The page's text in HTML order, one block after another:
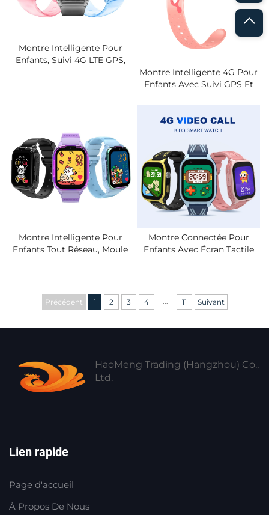
Montre Intelligente Pour
Enfants, Suivi 4G LTE GPS,
Carte SIM
Montre Intelligente 4G Pour
Enfants Avec Suivi GPS Et
Clôture Géographique De
Sécurité, Alerte SOS, Longue
Autonomie De La Batterie
Montre Intelligente Pour
Enfants Tout Réseau, Moule
Montre Connectée Pour
Enfants Avec Écran Tactile
Avec Vidéo Bidirectionnelle.
Précédent 1 2 3 4 11 Suivant
HaoMeng Trading (Hangzhou) Co.,
Ltd.
Lien rapide
Page d'accueil
À Propos De Nous